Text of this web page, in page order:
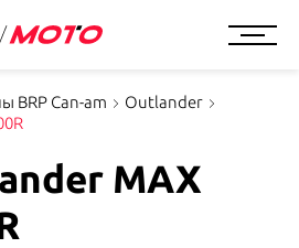
BRP Can-am
Outlander
MAX